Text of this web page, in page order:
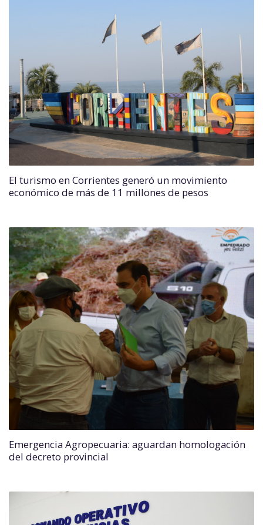
El turismo en Corrientes generó un movimiento
económico de más de 11 millones de pesos
Emergencia Agropecuaria: aguardan homologación
del decreto provincial